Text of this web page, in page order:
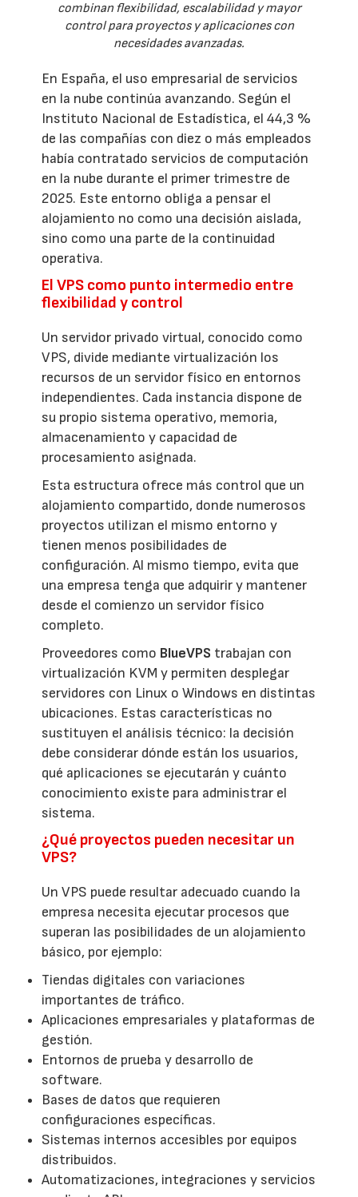
combinan flexibilidad, escalabilidad y mayor
control para proyectos y aplicaciones con
necesidades avanzadas.
En España, el uso empresarial de servicios
en la nube continúa avanzando. Según el
Instituto Nacional de Estadística, el 44,3 %
de las compañías con diez o más empleados
había contratado servicios de computación
en la nube durante el primer trimestre de
2025. Este entorno obliga a pensar el
alojamiento no como una decisión aislada,
sino como una parte de la continuidad
operativa.
El VPS como punto intermedio entre
flexibilidad y control
Un servidor privado virtual, conocido como
VPS, divide mediante virtualización los
recursos de un servidor físico en entornos
independientes. Cada instancia dispone de
su propio sistema operativo, memoria,
almacenamiento y capacidad de
procesamiento asignada.
Esta estructura ofrece más control que un
alojamiento compartido, donde numerosos
proyectos utilizan el mismo entorno y
tienen menos posibilidades de
configuración. Al mismo tiempo, evita que
una empresa tenga que adquirir y mantener
desde el comienzo un servidor físico
completo.
Proveedores como BlueVPS trabajan con
virtualización KVM y permiten desplegar
servidores con Linux o Windows en distintas
ubicaciones. Estas características no
sustituyen el análisis técnico: la decisión
debe considerar dónde están los usuarios,
qué aplicaciones se ejecutarán y cuánto
conocimiento existe para administrar el
sistema.
¿Qué proyectos pueden necesitar un
VPS?
Un VPS puede resultar adecuado cuando la
empresa necesita ejecutar procesos que
superan las posibilidades de un alojamiento
básico, por ejemplo:
Tiendas digitales con variaciones
importantes de tráfico.
Aplicaciones empresariales y plataformas de
gestión.
Entornos de prueba y desarrollo de
software.
Bases de datos que requieren
configuraciones específicas.
Sistemas internos accesibles por equipos
distribuidos.
Automatizaciones, integraciones y servicios